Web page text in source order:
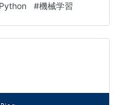
法（DeiT: Data-
(1.3M枚) のみ
）で 3日以内 に高精
Python #機械学習